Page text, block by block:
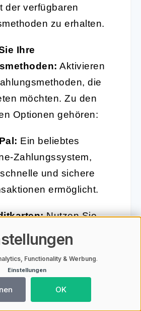
der verfügbaren
zu erhalten.
Ihre
Aktivieren
die
möchten. Zu den
Optionen gehören:
Ein beliebtes
Zahlungssystem,
und sichere
ermöglicht.
Nutzen Sie
wie Stripe oder
Payments,
zu akzeptieren.
Functionality & Werbung.
Einstellungen
OK